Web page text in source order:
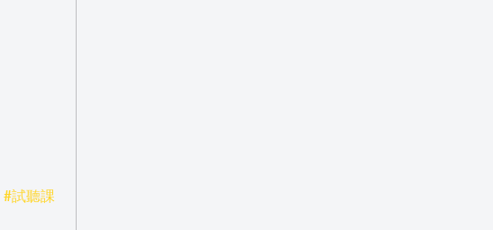
#試聽課